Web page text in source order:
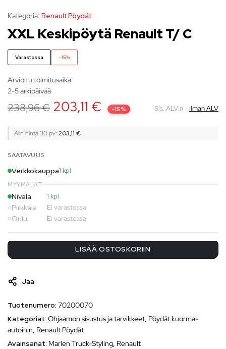
Kategoria: Renault Pöydät
XXL Keskipöytä Renault T/ C
Varastossa -15%
Arvioitu toimitusaika:
2-5 arkipäivää
238,96€ 203,11 € -15% Sis. ALV:n | Ilman ALV
Alin hinta 30 pv: 203,11 €
SAATAVUUS
Verkkokauppa1 kpl
MYYMÄLÄT
Nivala 1 kpl
Pirkkala Ei varastossa
Oulu Ei varastossa
LISÄÄ OSTOSKORIIN
Jaa
Tuotenumero: 70200070
Kategoriat: Ohjaamon sisustus ja tarvikkeet, Pöydät kuorma-
autoihin, Renault Pöydät
Avainsanat: Marlen Truck-Styling, Renault